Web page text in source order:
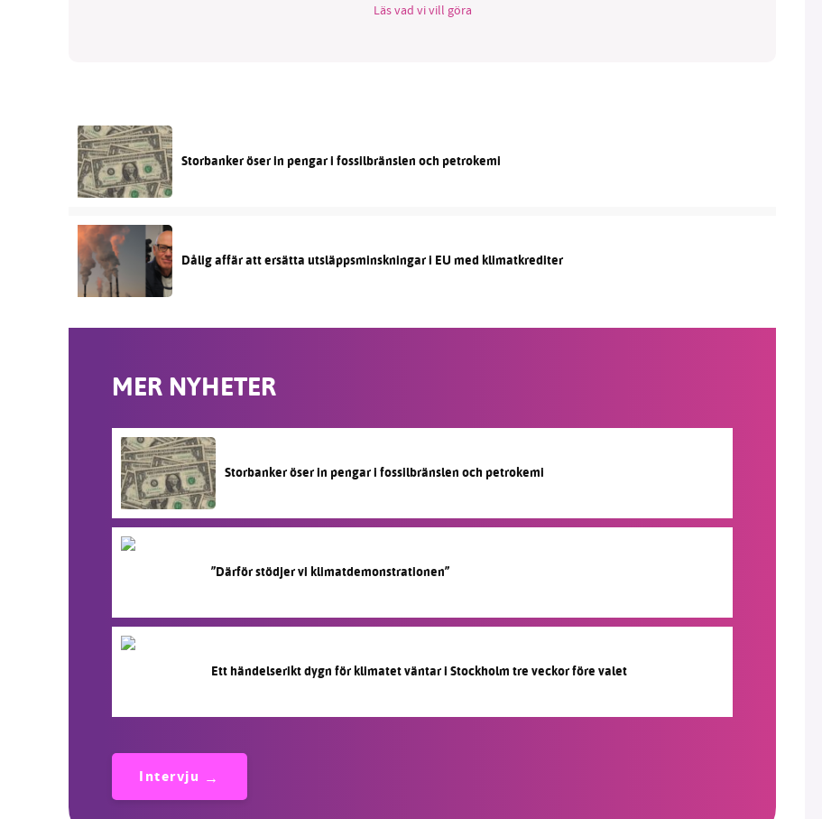
Läs vad vi vill göra
Storbanker öser in pengar i fossilbränslen och petrokemi
Dålig affär att ersätta utsläppsminskningar i EU med klimatkrediter
MER NYHETER
Storbanker öser in pengar i fossilbränslen och petrokemi
”Därför stödjer vi klimatdemonstrationen”
Ett händelserikt dygn för klimatet väntar i Stockholm tre veckor före valet
Intervju